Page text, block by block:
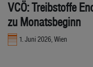
VCÖ: Treibstoffe
zu Monatsbeginn
1. Juni 2026, Wien